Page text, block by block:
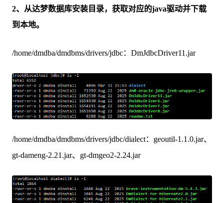
2、从达梦数据库安装目录，获取对应的java驱动并下载
到本地。
/home/dmdba/dmdbms/drivers/jdbc：DmJdbcDriver11.jar
/home/dmdba/dmdbms/drivers/jdbc/dialect：geoutil-1.1.0.jar、
gt-dameng-2.21.jar、gt-dmgeo2-2.24.jar